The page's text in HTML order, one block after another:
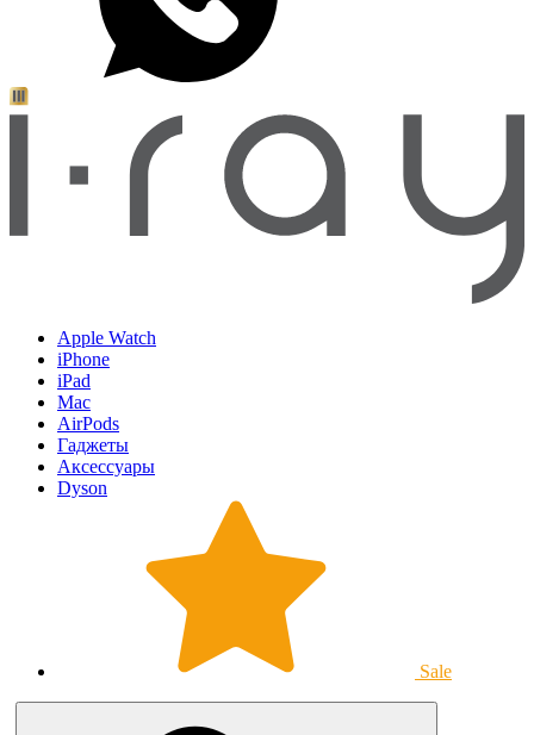
Apple Watch
iPhone
iPad
Mac
AirPods
Гаджеты
Аксессуары
Dyson
Sale